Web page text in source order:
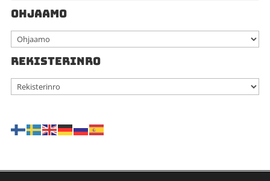
OHJAAMO
REKISTERINRO